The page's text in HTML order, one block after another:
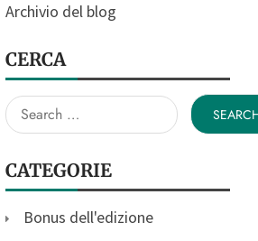
Archivio del blog
CERCA
Search
for:
CATEGORIE
Bonus dell'edizione